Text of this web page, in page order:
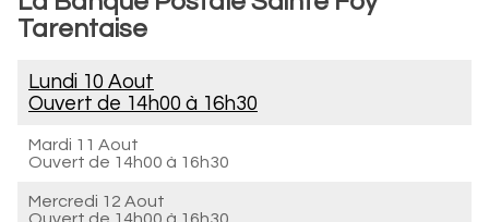
Tarentaise
Lundi 10 Aout
Ouvert de 14h00 à 16h30
Mardi 11 Aout
Ouvert de 14h00 à 16h30
Mercredi 12 Aout